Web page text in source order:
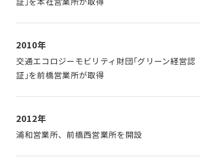
2010年
交通エコロジーモビリティ財団｢グリーン経営認
証｣を前橋営業所が取得
2012年
浦和営業所、前橋西営業所を開設